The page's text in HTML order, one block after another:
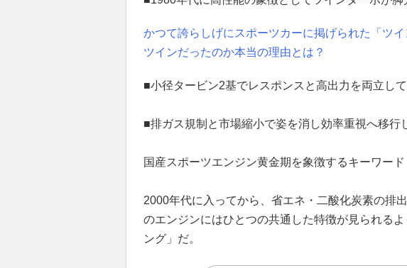
かつて誇らしげにスポーツカーに掲げられた「ツ
ツインだったのか本当の理由とは？
■小径タービン2基でレスポンスと高出力を両立し
■排ガス規制と市場縮小で姿を消し効率重視へ移行
国産スポーツエンジン黄金期を象徴するキーワード
2000年代に入ってから、省エネ・二酸化炭素の排
のエンジンにはひとつの共通した特徴が見られる
ング」だ。